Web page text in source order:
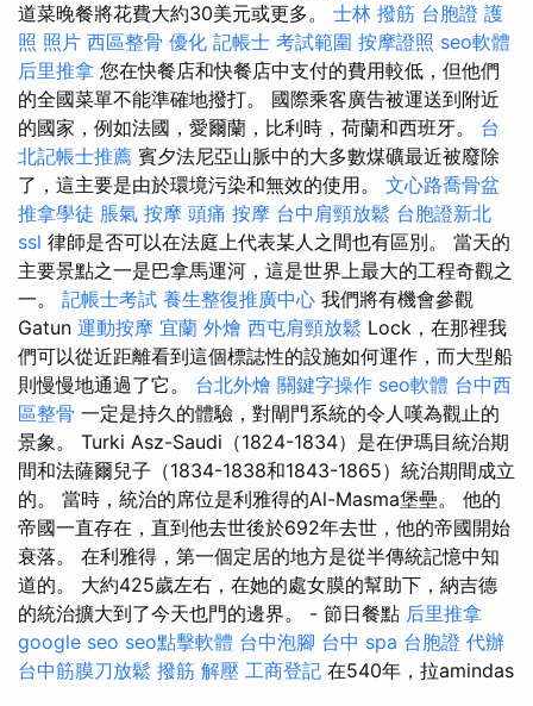
道菜晚餐將花費大約30美元或更多。 士林 撥筋 台胞證 護
照 照片 西區整骨 優化 記帳士 考試範圍 按摩證照 seo軟體
后里推拿 您在快餐店和快餐店中支付的費用較低，但他們
的全國菜單不能準確地撥打。 國際乘客廣告被運送到附近
的國家，例如法國，愛爾蘭，比利時，荷蘭和西班牙。 台
北記帳士推薦 賓夕法尼亞山脈中的大多數煤礦最近被廢除
了，這主要是由於環境污染和無效的使用。 文心路喬骨盆
推拿學徒 脹氣 按摩 頭痛 按摩 台中肩頸放鬆 台胞證新北
ssl 律師是否可以在法庭上代表某人之間也有區別。 當天的
主要景點之一是巴拿馬運河，這是世界上最大的工程奇觀之
一。 記帳士考試 養生整復推廣中心 我們將有機會參觀
Gatun 運動按摩 宜蘭 外燴 西屯肩頸放鬆 Lock，在那裡我
們可以從近距離看到這個標誌性的設施如何運作，而大型船
則慢慢地通過了它。 台北外燴 關鍵字操作 seo軟體 台中西
區整骨 一定是持久的體驗，對閘門系統的令人嘆為觀止的
景象。 Turki Asz-Saudi（1824-1834）是在伊瑪目統治期
間和法薩爾兒子（1834-1838和1843-1865）統治期間成立
的。 當時，統治的席位是利雅得的Al-Masma堡壘。 他的
帝國一直存在，直到他去世後於692年去世，他的帝國開始
衰落。 在利雅得，第一個定居的地方是從半傳統記憶中知
道的。 大約425歲左右，在她的處女膜的幫助下，納吉德
的統治擴大到了今天也門的邊界。 - 節日餐點 后里推拿
google seo seo點擊軟體 台中泡腳 台中 spa 台胞證 代辦
台中筋膜刀放鬆 撥筋 解壓 工商登記 在540年，拉amindas